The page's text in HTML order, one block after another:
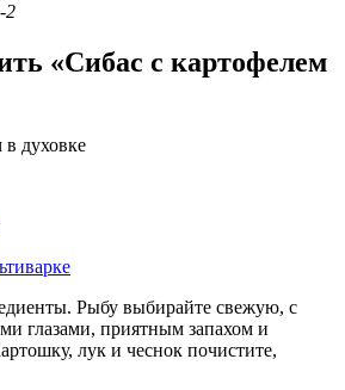
2
«Сибас с картофелем
Рыбу выбирайте свежую, с
глазами, приятным запахом и
лук и чеснок почистите,